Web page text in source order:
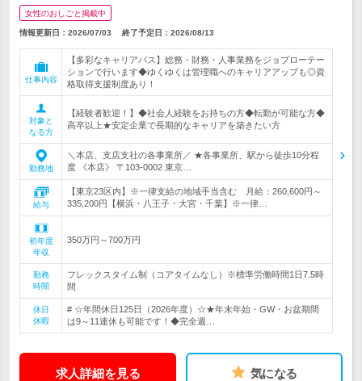
女性のおしごと掲載中
情報更新日：2026/07/03 終了予定日： 2026/08/13
仕事内容
【多彩なキャリアパス】総務・財務・人事業務をジョブローテー
ションで行います◆ゆくゆくは管理職へのキャリアアップも◎資
格取得支援制度あり！
対象と
なる方
【経験者歓迎！】◆社会人経験をお持ちの方◆転勤が可能な方◆
高卒以上★安定企業で長期的なキャリアを築きたい方
勤務地
＼本店、支店支社の各事業所／ ★各事業所、駅から徒歩10分程
度 《本店》 〒103-0002 東京…
給与
【東京23区内】※一律支給の地域手当含む 月給：260,600円～
335,200円【横浜・八王子・大宮・千葉】※一律…
初年度
年収
350万円～700万円
勤務
時間
フレックスタイム制（コアタイムなし）※標準労働時間1日7.5時
間
休日
休暇
# ☆年間休日125日（2026年度）☆★年末年始・GW・お盆期間
は9～11連休も可能です！◆完全週…
求人詳細を見る 気になる